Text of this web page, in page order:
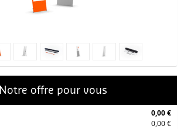
Notre offre pour vous
0,00 €
0,00 €